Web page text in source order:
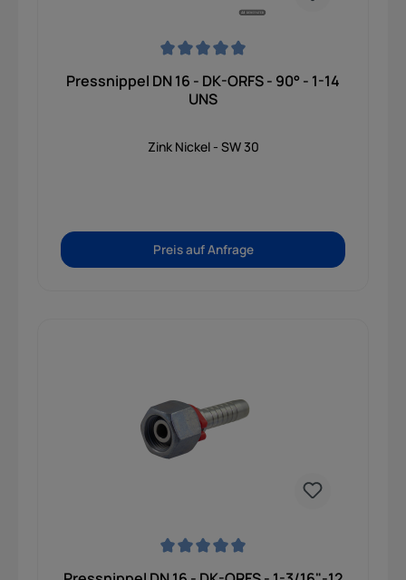
Pressnippel DN 16 - DK-ORFS - 90° - 1-14
UNS
Zink Nickel - SW 30
Preis auf Anfrage